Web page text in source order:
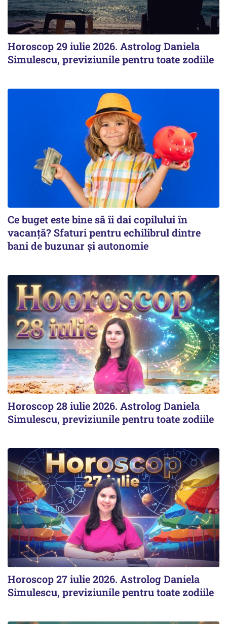
Horoscop 29 iulie 2026. Astrolog Daniela
Simulescu, previziunile pentru toate zodiile
Ce buget este bine să îi dai copilului în
vacanță? Sfaturi pentru echilibrul dintre
bani de buzunar și autonomie
Horoscop 28 iulie 2026. Astrolog Daniela
Simulescu, previziunile pentru toate zodiile
Horoscop 27 iulie 2026. Astrolog Daniela
Simulescu, previziunile pentru toate zodiile